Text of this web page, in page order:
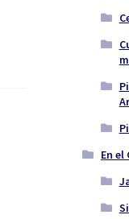
En el